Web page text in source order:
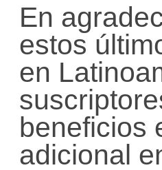
En
estos
en
beneficios
adicional